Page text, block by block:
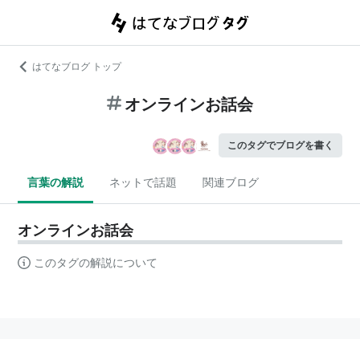
はてなブログ トップ
オンラインお話会
このタグでブログを書く
言葉の解説 ネットで話題 関連ブログ
オンラインお話会
このタグの解説について